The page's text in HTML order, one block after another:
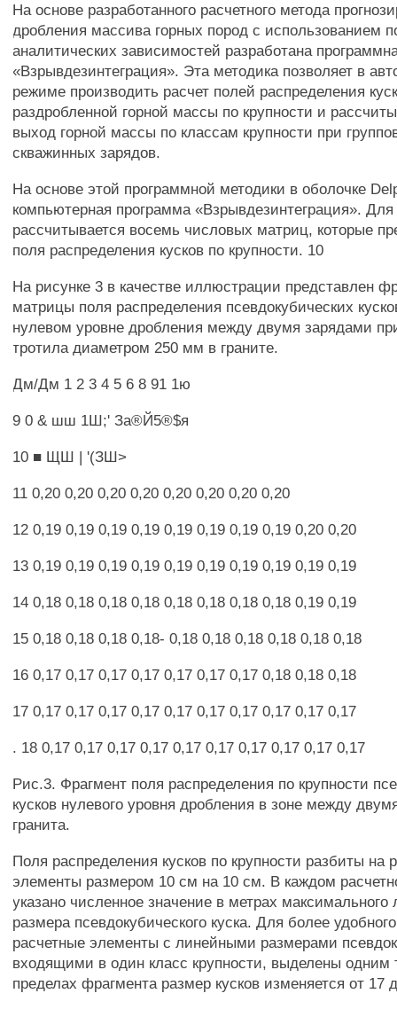
На основе разработанного расчетного метода
дробления массива горных пород с использованием
аналитических зависимостей разработана
«Взрывдезинтеграция». Эта методика позволяет в
режиме производить расчет полей распределения
раздробленной горной массы по крупности и
выход горной массы по классам крупности при
скважинных зарядов.
На основе этой программной методики в оболочке
компьютерная программа «Взрывдезинтеграция». Для
рассчитывается восемь числовых матриц, которые
поля распределения кусков по крупности. 10
На рисунке 3 в качестве иллюстрации представлен
матрицы поля распределения псевдокубических
нулевом уровне дробления между двумя зарядами
тротила диаметром 250 мм в граните.
Дм/Дм 1 2 3 4 5 6 8 91 1ю
9 0 & шш 1Ш;' За®Й5®$я
10 ■ ЩШ | '(ЗШ>
11 0,20 0,20 0,20 0,20 0,20 0,20 0,20 0,20
12 0,19 0,19 0,19 0,19 0,19 0,19 0,19 0,19 0,20 0,20
13 0,19 0,19 0,19 0,19 0,19 0,19 0,19 0,19 0,19 0,19
14 0,18 0,18 0,18 0,18 0,18 0,18 0,18 0,18 0,19 0,19
15 0,18 0,18 0,18 0,18- 0,18 0,18 0,18 0,18 0,18 0,18
16 0,17 0,17 0,17 0,17 0,17 0,17 0,17 0,18 0,18 0,18
17 0,17 0,17 0,17 0,17 0,17 0,17 0,17 0,17 0,17 0,17
. 18 0,17 0,17 0,17 0,17 0,17 0,17 0,17 0,17 0,17 0,17
Рис.3. Фрагмент поля распределения по крупности
кусков нулевого уровня дробления в зоне между
гранита.
Поля распределения кусков по крупности разбиты на
элементы размером 10 см на 10 см. В каждом
указано численное значение в метрах максимального
размера псевдокубического куска. Для более
расчетные элементы с линейными размерами
входящими в один класс крупности, выделены одним
пределах фрагмента размер кусков изменяется от 17